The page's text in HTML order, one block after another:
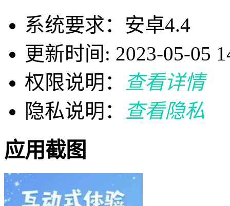
系统要求：安卓4.4
更新时间: 2023-05-05
权限说明：
查看详情
隐私说明：
查看隐私
应用截图